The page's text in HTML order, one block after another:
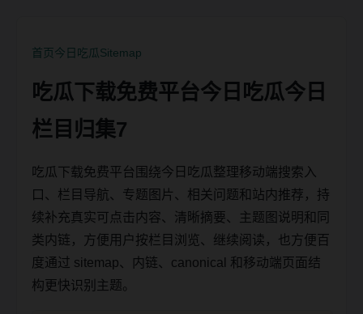
首页今日吃瓜Sitemap
吃瓜下载免费平台今日吃瓜今日
栏目归集7
吃瓜下载免费平台围绕今日吃瓜整理移动端搜索入
口、栏目导航、专题图片、相关问题和站内推荐，持
续补充真实可点击内容、清晰摘要、主题图说明和同
类内链，方便用户按栏目浏览、继续阅读，也方便百
度通过 sitemap、内链、canonical 和移动端页面结
构更快识别主题。